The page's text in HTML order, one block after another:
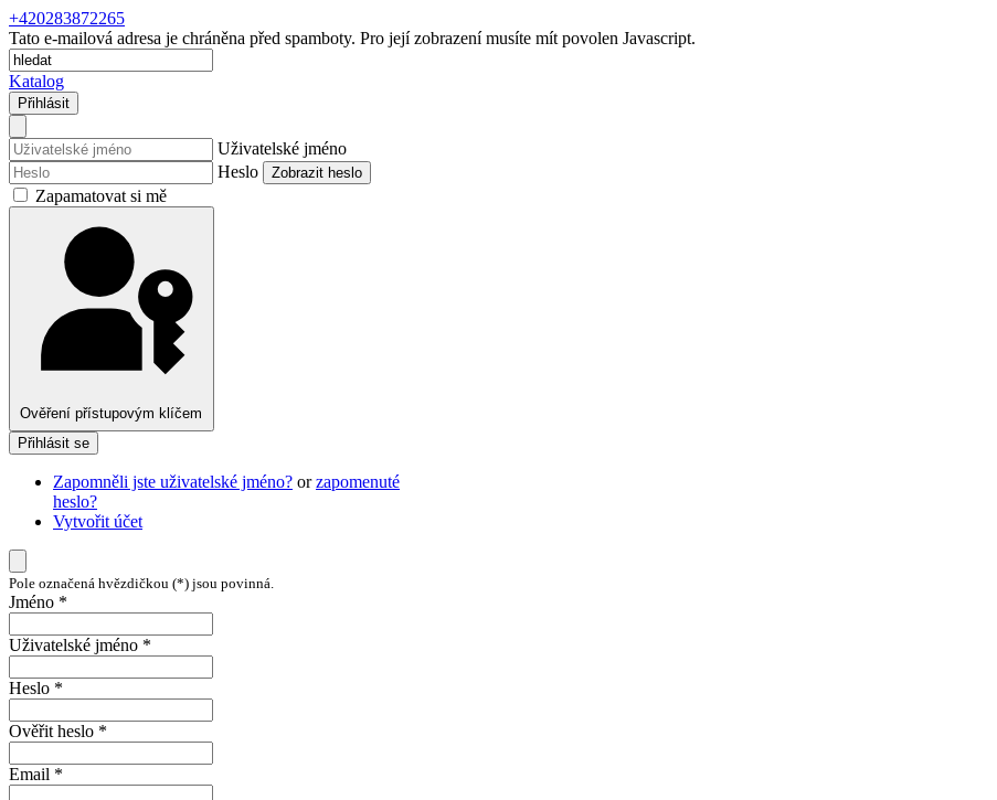
+420283872265
Tato e-mailová adresa je chráněna před spamboty. Pro její zobrazení musíte mít povolen Javascript.
Katalog
Přihlásit
Uživatelské jméno
Heslo
Zobrazit heslo
Zapamatovat si mě
Ověření přístupovým klíčem
Přihlásit se
Zapomněli jste uživatelské jméno? orzapomenuté
heslo?
Vytvořit účet
Pole označená hvězdičkou (*) jsou povinná.
Jméno *
Uživatelské jméno *
Heslo *
Ověřit heslo *
Email *